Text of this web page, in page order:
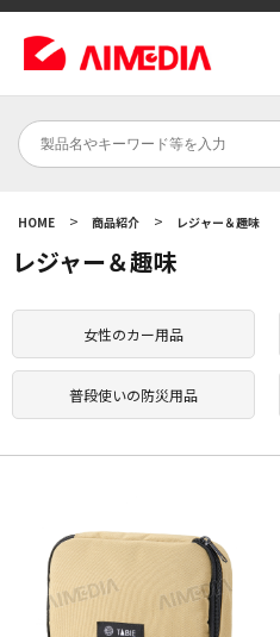
HOME > 商品紹介 > レジャー＆趣味
レジャー＆趣味
女性のカー用品
普段使いの防災用品